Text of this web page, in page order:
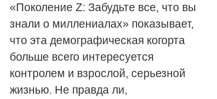
«Поколение Z: Забудьте все, что вы
знали о миллениалах» показывает,
что эта демографическая когорта
больше всего интересуется
контролем и взрослой, серьезной
жизнью. Не правда ли,